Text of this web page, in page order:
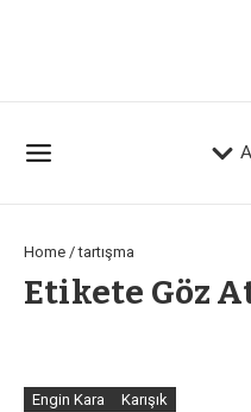
Home /tartışma
Etikete Göz
Engin Kara Karışık